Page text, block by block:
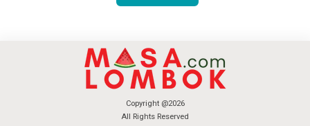
Copyright @2026
All Rights Reserved